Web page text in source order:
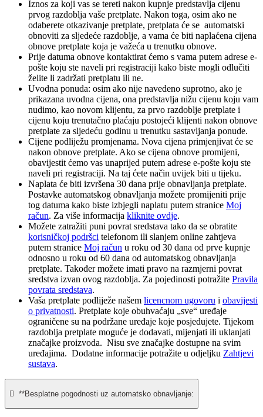
Iznos za koji vas se tereti nakon kupnje predstavlja cijenu
prvog razdoblja vaše pretplate. Nakon toga, osim ako ne
odaberete otkazivanje pretplate, pretplata će se automatski
obnoviti za sljedeće razdoblje, a vama će biti naplaćena cijena
obnove pretplate koja je važeća u trenutku obnove.​
Prije datuma obnove kontaktirat ćemo s vama putem adrese e-
pošte koju ste naveli pri registraciji kako biste mogli odlučiti
želite li zadržati pretplatu ili ne.
Uvodna ponuda: osim ako nije navedeno suprotno, ako je
prikazana uvodna cijena, ona predstavlja nižu cijenu koju vam
nudimo, kao novom klijentu, za prvo razdoblje pretplate i
cijenu koju trenutačno plaćaju postojeći klijenti nakon obnove
pretplate za sljedeću godinu u trenutku sastavljanja ponude.
Cijene podliježu promjenama. Nova cijena primjenjivat će se
nakon obnove pretplate. Ako se cijena obnove promijeni,
obavijestit ćemo vas unaprijed putem adrese e-pošte koju ste
naveli pri registraciji. Na taj ćete način uvijek biti u tijeku.
Naplata će biti izvršena 30 dana prije obnavljanja pretplate.
Postavke automatskog obnavljanja možete promijeniti prije
tog datuma kako biste izbjegli naplatu putem stranice Moj
račun. Za više informacija kliknite ovdje.
Možete zatražiti puni povrat sredstava tako da se obratite
korisničkoj podršci telefonom ili slanjem online zahtjeva
putem stranice Moj račun u roku od 30 dana od prve kupnje
odnosno u roku od 60 dana od automatskog obnavljanja
pretplate. Također možete imati pravo na razmjerni povrat
sredstva izvan ovog razdoblja. Za pojedinosti potražite Pravila
povrata sredstava.
Vaša pretplate podliježe našem licencnom ugovoru i obavijesti
o privatnosti. Pretplate koje obuhvaćaju „sve“ uređaje
ograničene su na podržane uređaje koje posjedujete. Tijekom
razdoblja pretplate moguće je dodavati, mijenjati ili uklanjati
značajke proizvoda. Nisu sve značajke dostupne na svim
uređajima. Dodatne informacije potražite u odjeljku Zahtjevi
sustava.
 **Besplatne pogodnosti uz automatsko obnavljanje: